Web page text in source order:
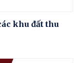
khu đất thu